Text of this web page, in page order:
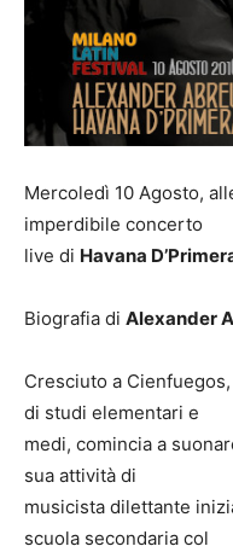
Mercoledì 10 Agosto,
imperdibile concerto
live di Havana
Biografia di Alexander
Cresciuto a
di studi elementari e
medi, comincia a
sua attività di
musicista dilettante
scuola secondaria col